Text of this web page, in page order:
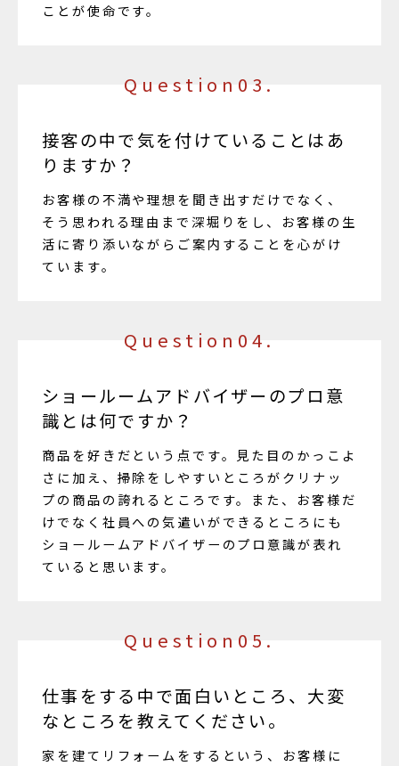
ことが使命です。
Question03.
接客の中で気を付けていることはあ
りますか？
お客様の不満や理想を聞き出すだけでなく、
そう思われる理由まで深堀りをし、お客様の生
活に寄り添いながらご案内することを心がけ
ています。
Question04.
ショールームアドバイザーのプロ意
識とは何ですか？
商品を好きだという点です。見た目のかっこよ
さに加え、掃除をしやすいところがクリナッ
プの商品の誇れるところです。また、お客様だ
けでなく社員への気遣いができるところにも
ショールームアドバイザーのプロ意識が表れ
ていると思います。
Question05.
仕事をする中で面白いところ、大変
なところを教えてください。
家を建てリフォームをするという、お客様に